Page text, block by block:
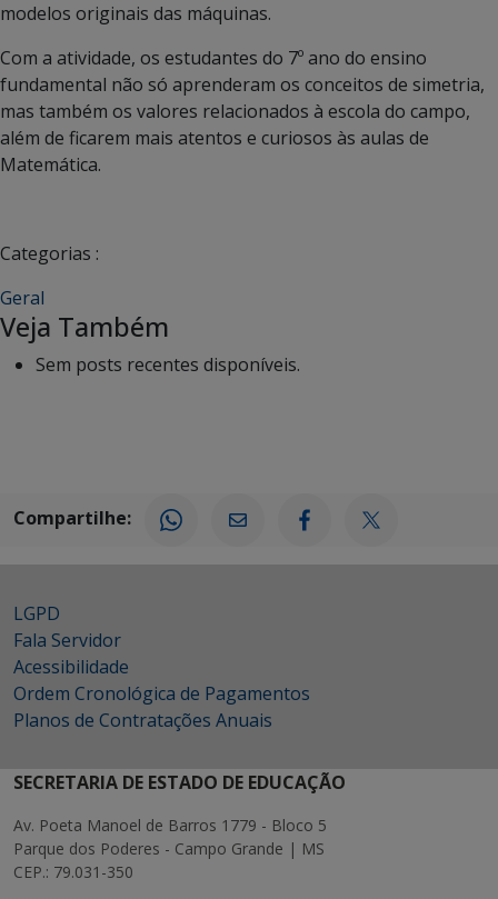
modelos originais das máquinas.
Com a atividade, os estudantes do 7º ano do ensino
fundamental não só aprenderam os conceitos de simetria,
mas também os valores relacionados à escola do campo,
além de ficarem mais atentos e curiosos às aulas de
Matemática.
Categorias :
Geral
Veja Também
Sem posts recentes disponíveis.
Compartilhe:
LGPD
Fala Servidor
Acessibilidade
Ordem Cronológica de Pagamentos
Planos de Contratações Anuais
SECRETARIA DE ESTADO DE EDUCAÇÃO
Av. Poeta Manoel de Barros 1779 - Bloco 5
Parque dos Poderes - Campo Grande | MS
CEP.: 79.031-350